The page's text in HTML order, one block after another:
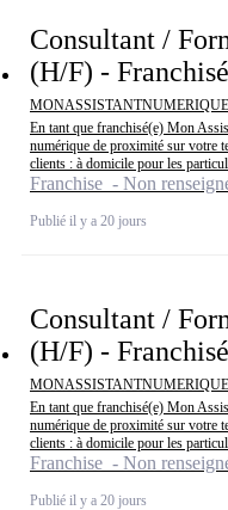
Consultant /
(H/F) -
En tant que franchisé(e) Mon
numérique de proximité sur votre
clients : à domicile pour les
Franchise - Non
Publié il y a 20 jours
Consultant /
(H/F) -
En tant que franchisé(e) Mon
numérique de proximité sur votre
clients : à domicile pour les
Franchise - Non
Publié il y a 20 jours